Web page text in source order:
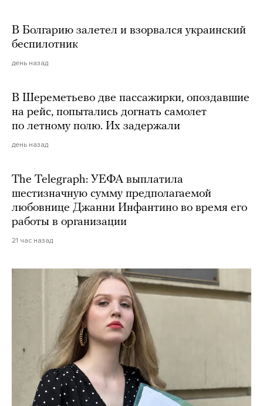
В Болгарию залетел и взорвался украинский
беспилотник
день назад
В Шереметьево две пассажирки, опоздавшие
на рейс, попытались догнать самолет
по летному полю. Их задержали
день назад
The Telegraph: УЕФА выплатила
шестизначную сумму предполагаемой
любовнице Джанни Инфантино во время его
работы в организации
21 час назад